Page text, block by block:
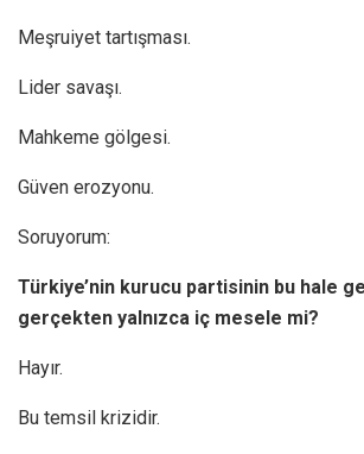
Meşruiyet tartışması.
Lider savaşı.
Mahkeme gölgesi.
Güven erozyonu.
Soruyorum:
Türkiye’nin kurucu partisinin bu hale
gerçekten yalnızca iç mesele mi?
Hayır.
Bu temsil krizidir.